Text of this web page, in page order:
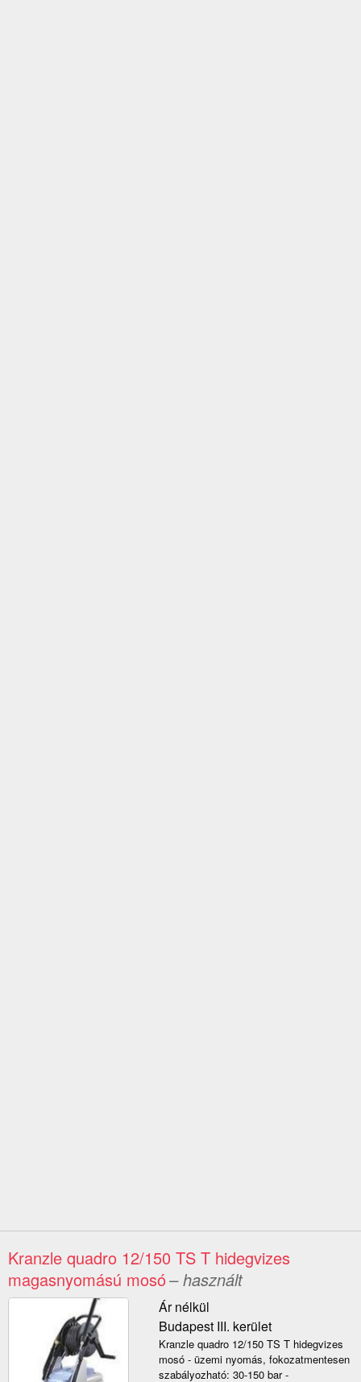
Kranzle quadro 12/150 TS T hidegvizes
magasnyomású mosó– használt
Ár nélkül
Budapest III. kerület
Kranzle quadro 12/150 TS T hidegvizes
mosó - üzemi nyomás, fokozatmentesen
szabályozható: 30-150 bar -